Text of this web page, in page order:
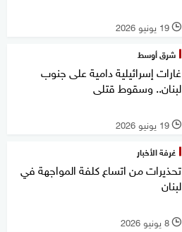
l 19 يونيو 2026
شرق أوسط
غارات إسرائيلية دامية على جنوب
لبنان.. وسقوط قتلى
l 19 يونيو 2026
غرفة الأخبار
تحذيرات من اتساع كلفة المواجهة في
لبنان
l 8 يونيو 2026